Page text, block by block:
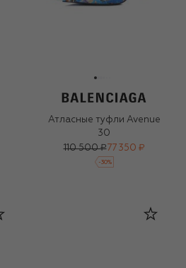
Атласные туфли Avenue
30
110 500 ₽77 350 ₽
-30%